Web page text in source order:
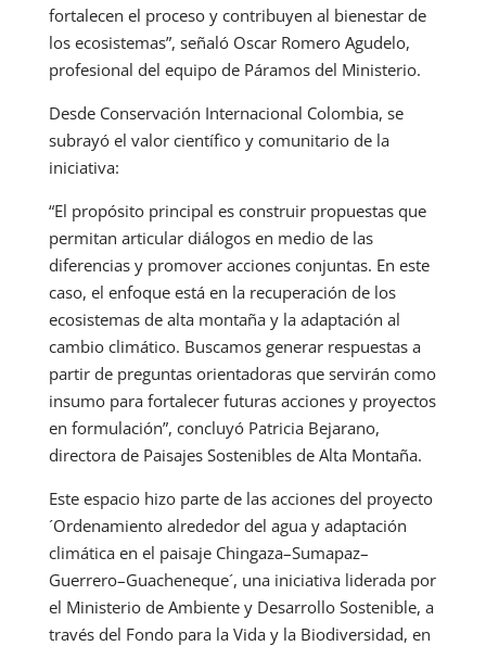
fortalecen el proceso y contribuyen al bienestar de
los ecosistemas”, señaló Oscar Romero Agudelo,
profesional del equipo de Páramos del Ministerio.
Desde Conservación Internacional Colombia, se
subrayó el valor científico y comunitario de la
iniciativa:
“El propósito principal es construir propuestas que
permitan articular diálogos en medio de las
diferencias y promover acciones conjuntas. En este
caso, el enfoque está en la recuperación de los
ecosistemas de alta montaña y la adaptación al
cambio climático. Buscamos generar respuestas a
partir de preguntas orientadoras que servirán como
insumo para fortalecer futuras acciones y proyectos
en formulación”, concluyó Patricia Bejarano,
directora de Paisajes Sostenibles de Alta Montaña.
Este espacio hizo parte de las acciones del proyecto
´Ordenamiento alrededor del agua y adaptación
climática en el paisaje Chingaza–Sumapaz–
Guerrero–Guacheneque´, una iniciativa liderada por
el Ministerio de Ambiente y Desarrollo Sostenible, a
través del Fondo para la Vida y la Biodiversidad, en